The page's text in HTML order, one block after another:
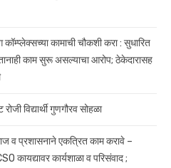
कामाची चौकशी करा : सुधारित
काम सुरू असल्याचा आरोप; ठेकेदारासह
विद्यार्थी गुणगौरव सोहळा
व प्रशासनाने एकत्रित काम करावे –
कायद्यावर कार्यशाळा व परिसंवाद ;